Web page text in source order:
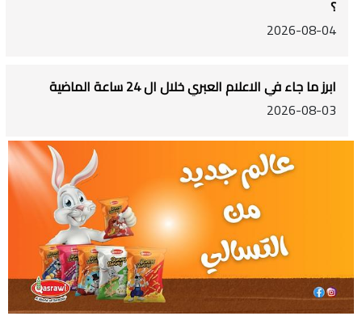
؟
2026-08-04
ابرز ما جاء في الاعلام العبري خلال ال 24 ساعة الماضية
2026-08-03